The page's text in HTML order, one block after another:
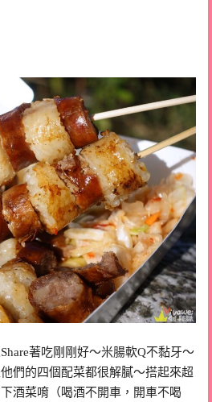
著吃剛剛好～米腸軟Q不黏牙～
們的四個配菜都很解膩～搭起來超
酒菜唷（喝酒不開車，開車不喝